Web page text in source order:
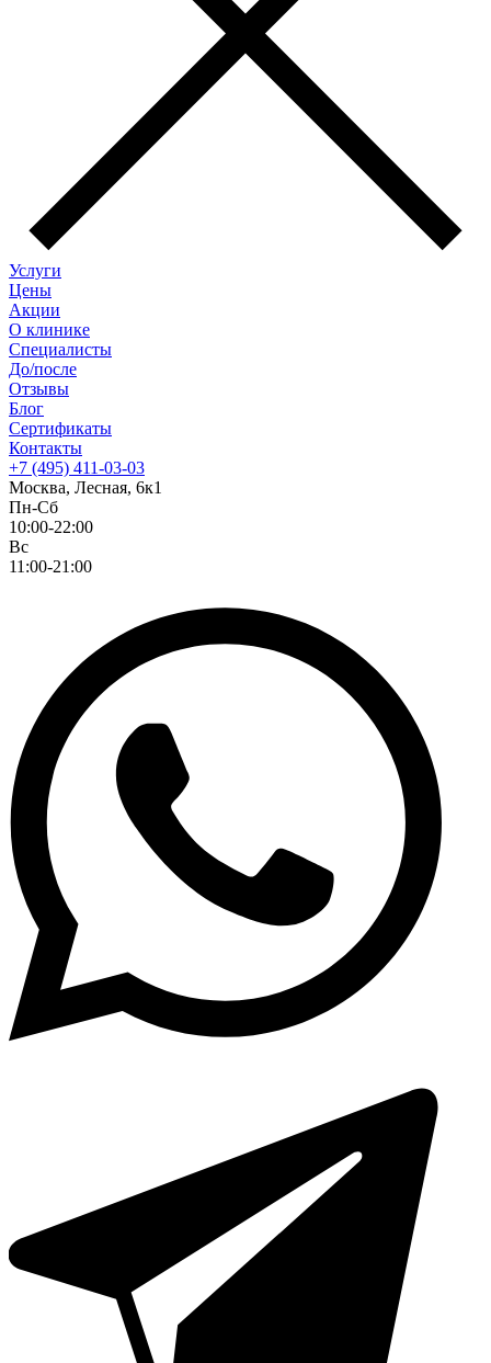
Услуги
Цены
Акции
О клинике
Специалисты
До/после
Отзывы
Блог
Сертификаты
Контакты
+7 (495) 411-03-03
Москва, Лесная, 6к1
Пн-Сб
10:00-22:00
Вс
11:00-21:00